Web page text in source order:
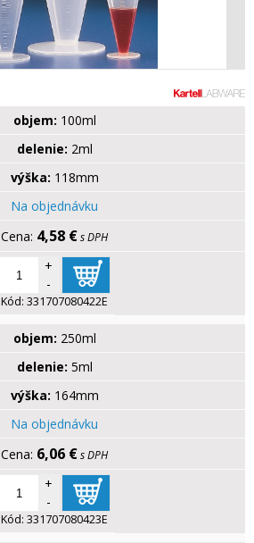
objem: 100ml
delenie: 2ml
výška: 118mm
Na objednávku
4,58 €s DPH
+
-
Kód: 331707080422E
objem: 250ml
delenie: 5ml
výška: 164mm
Na objednávku
6,06 €s DPH
+
-
Kód: 331707080423E